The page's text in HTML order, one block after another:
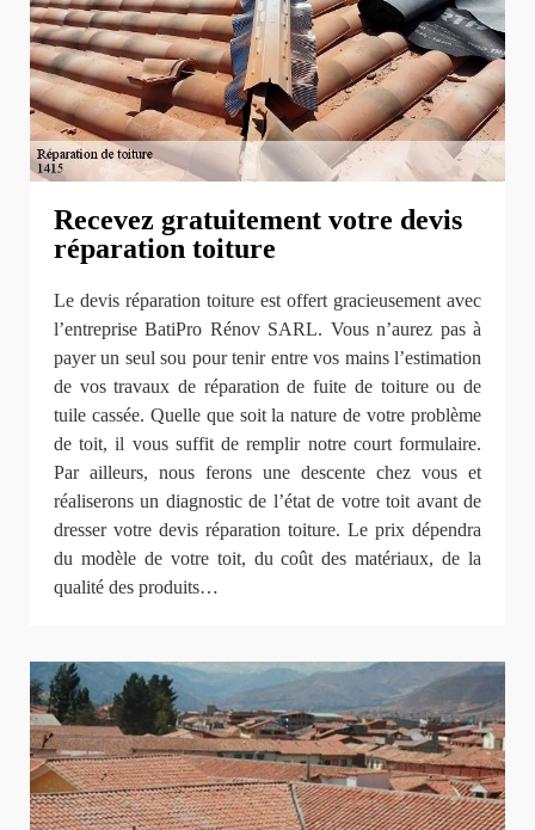
Recevez gratuitement votre devis
réparation toiture
Le devis réparation toiture est offert gracieusement avec
l’entreprise BatiPro Rénov SARL. Vous n’aurez pas à
payer un seul sou pour tenir entre vos mains l’estimation
de vos travaux de réparation de fuite de toiture ou de
tuile cassée. Quelle que soit la nature de votre problème
de toit, il vous suffit de remplir notre court formulaire.
Par ailleurs, nous ferons une descente chez vous et
réaliserons un diagnostic de l’état de votre toit avant de
dresser votre devis réparation toiture. Le prix dépendra
du modèle de votre toit, du coût des matériaux, de la
qualité des produits…